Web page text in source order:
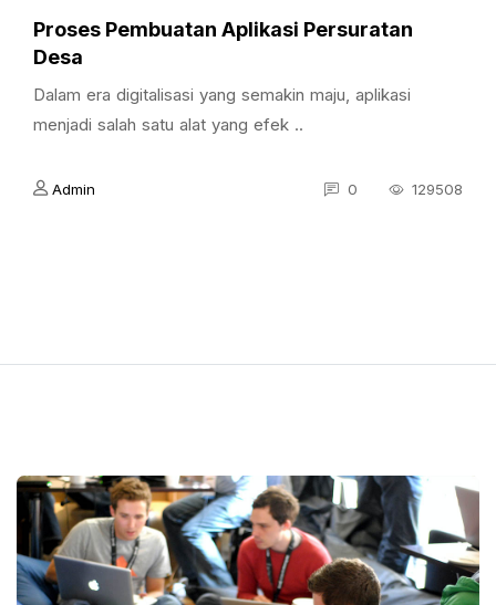
Proses Pembuatan Aplikasi Persuratan
Desa
Dalam era digitalisasi yang semakin maju, aplikasi
menjadi salah satu alat yang efek ..
Admin 0 129508